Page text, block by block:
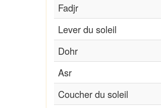
Fadjr
Lever du soleil
Dohr
Asr
Coucher du soleil